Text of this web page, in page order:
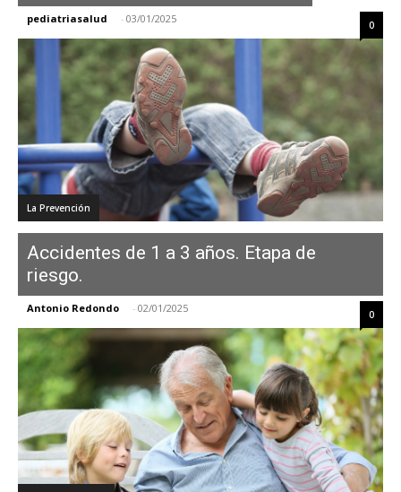
pediatriasalud - 03/01/2025 0
La Prevención
Accidentes de 1 a 3 años. Etapa de
riesgo.
Antonio Redondo - 02/01/2025 0